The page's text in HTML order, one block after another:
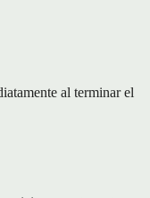
al terminar el